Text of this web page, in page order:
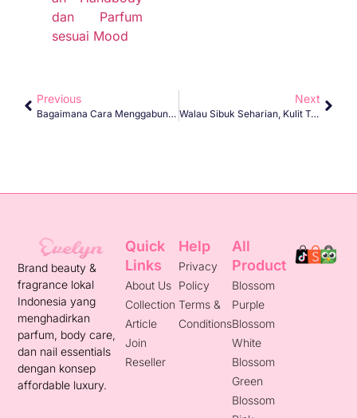
dan Parfum
sesuai Mood
Previous
Bagaimana Cara Menggabungkan Handbody Dan Parfum Sesuai Mood
Next
Walau Sibuk Seharian, Kulit Tetap Lembap & Wangi Dengan Evelyn Blossom
Brand beauty &
fragrance lokal
Indonesia yang
menghadirkan
parfum, body care,
dan nail essentials
dengan konsep
affordable luxury.
Quick
Links
About Us
Collection
Article
Join
Reseller
Help
Privacy
Policy
Terms &
Conditions
All
Product
Blossom
Purple
Blossom
White
Blossom
Green
Blossom